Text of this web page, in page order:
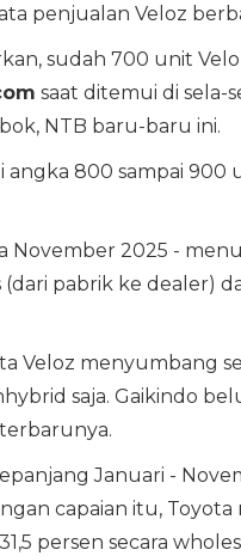
penjualan Veloz
sudah 700 unit
saat ditemui di sela-
NTB baru-baru ini.
800 sampai 900
November 2025 -
(dari pabrik ke dealer)
Veloz menyumbang
saja. Gaikindo
Januari -
capaian itu,
persen secara